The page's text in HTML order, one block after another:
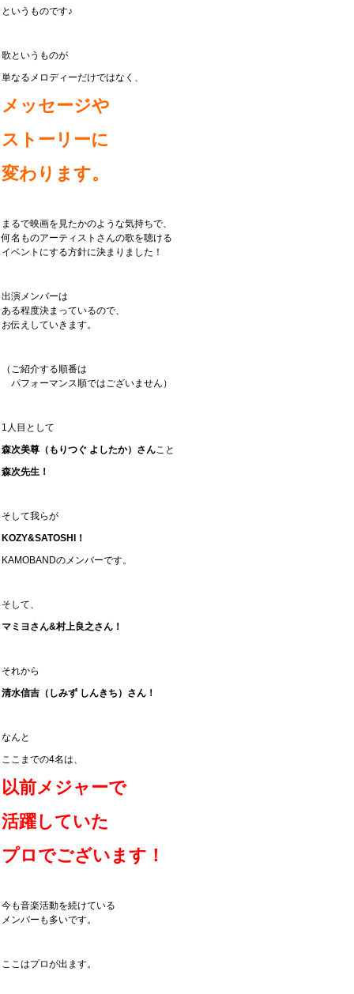
というものです♪
歌というものが
単なるメロディーだけではなく、
メッセージや
ストーリーに
変わります。
まるで映画を見たかのような気持ちで、
何名ものアーティストさんの歌を聴ける
イベントにする方針に決まりました！
出演メンバーは
ある程度決まっているので、
お伝えしていきます。
（ご紹介する順番は
パフォーマンス順ではございません）
1人目として
森次美尊（もりつぐ よしたか）さんこと
森次先生！
そして我らが
KOZY&SATOSHI！
KAMOBANDのメンバーです。
そして、
マミヨさん&村上良之さん！
それから
清水信吉（しみず しんきち）さん！
なんと
ここまでの4名は、
以前メジャーで
活躍していた
プロでございます！
今も音楽活動を続けている
メンバーも多いです。
ここはプロが出ます。